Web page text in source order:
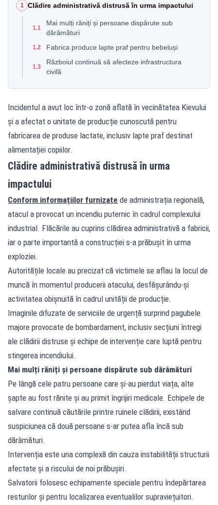
1 Clădire administrativă distrusă în urma impactului
1.1
Mai mulți răniți și persoane dispărute sub
dărâmături
1.2 Fabrica produce lapte praf pentru bebeluși
1.3
Războiul continuă să afecteze infrastructura
civilă
Incidentul a avut loc într-o zonă aflată în vecinătatea Kievului
și a afectat o unitate de producție cunoscută pentru
fabricarea de produse lactate, inclusiv lapte praf destinat
alimentației copiilor.
Clădire administrativă distrusă în urma
impactului
Conform informațiilor furnizate de administrația regională,
atacul a provocat un incendiu puternic în cadrul complexului
industrial. Flăcările au cuprins clădirea administrativă a fabricii,
iar o parte importantă a construcției s-a prăbușit în urma
exploziei.
Autoritățile locale au precizat că victimele se aflau la locul de
muncă în momentul producerii atacului, desfășurându-și
activitatea obișnuită în cadrul unității de producție.
Imaginile difuzate de serviciile de urgență surprind pagubele
majore provocate de bombardament, inclusiv secțiuni întregi
ale clădirii distruse și echipe de intervenție care luptă pentru
stingerea incendiului.
Mai mulți răniți și persoane dispărute sub dărâmături
Pe lângă cele patru persoane care și-au pierdut viața, alte
șapte au fost rănite și au primit îngrijiri medicale. Echipele de
salvare continuă căutările printre ruinele clădirii, existând
suspiciunea că două persoane s-ar putea afla încă sub
dărâmături.
Intervenția este una complexă din cauza instabilității structurii
afectate și a riscului de noi prăbușiri.
Salvatorii folosesc echipamente speciale pentru îndepărtarea
resturilor și pentru localizarea eventualilor supraviețuitori.